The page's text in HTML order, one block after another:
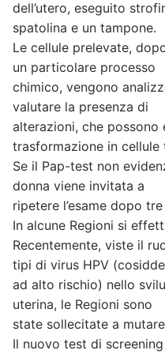
dell’utero, eseguito
spatolina e un tampone.
Le cellule prelevate,
un particolare processo
chimico, vengono
valutare la presenza di
alterazioni, che possono
trasformazione in cellule
Se il Pap-test non
donna viene invitata a
ripetere l’esame dopo tre
In alcune Regioni si
Recentemente, viste il
tipi di virus HPV
ad alto rischio) nello
uterina, le Regioni sono
state sollecitate a
Il nuovo test di